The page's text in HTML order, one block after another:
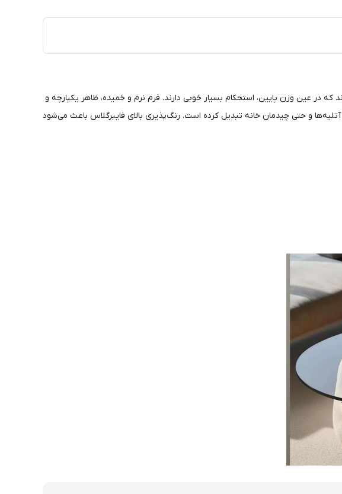
که در عین وزن پایین، استحکام بسیار خوبی دارند. فرم نرم و خمیده، ظاهر یکپارچه و
و حتی چیدمان خانه تبدیل کرده است. رنگ‌پذیری بالای فایبرگلاس باعث می‌شود